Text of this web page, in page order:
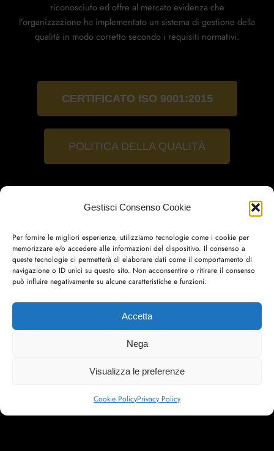
Gestisci Consenso Cookie
Per fornire le migliori esperienze, utilizziamo tecnologie come i cookie per
memorizzare e/o accedere alle informazioni del dispositivo. Il consenso a
queste tecnologie ci permetterà di elaborare dati come il comportamento di
navigazione o ID unici su questo sito. Non acconsentire o ritirare il consenso
può influire negativamente su alcune caratteristiche e funzioni.
Accetta
Nega
Visualizza le preferenze
Cookie PolicyPrivacy Policy
riconosciuto ed offre al mercato evidenza che
l’organizzazione ha implementato un sistema di gestione della
qualità in modo corretto secondo i requisiti normativi.
CERTIFICATO ISO 9001:2015
POLITICA DELLA QUALITÀ
SCOPRI LE COLLESI